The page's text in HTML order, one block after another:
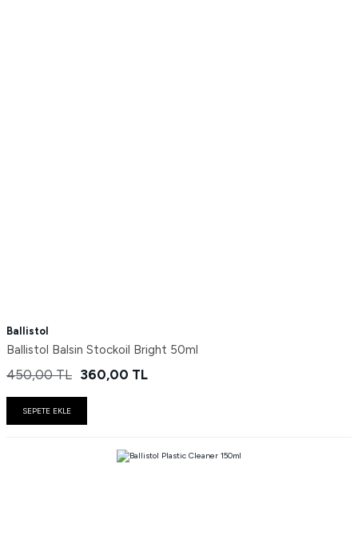
Ballistol
Ballistol Balsin Stockoil Bright 50ml
450,00 TL 360,00 TL
SEPETE EKLE